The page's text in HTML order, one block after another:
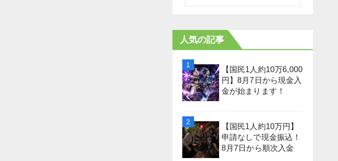
人気の記事
【国民1人約10万6,000
円】8月7日から現金入
金が始まります！
【国民1人約10万円】
申請なしで現金振込！
8月7日から順次入金